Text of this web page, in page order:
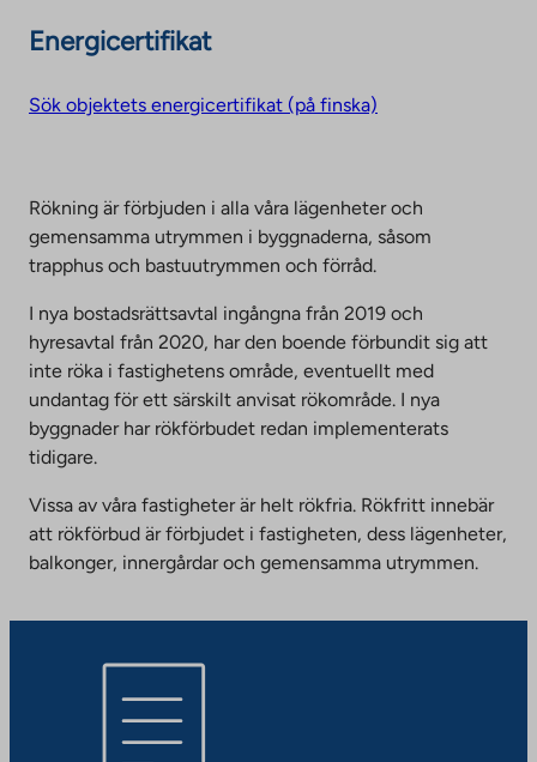
Energicertifikat
Sök objektets energicertifikat (på finska)
Rökning är förbjuden i alla våra lägenheter och
gemensamma utrymmen i byggnaderna, såsom
trapphus och bastuutrymmen och förråd.
I nya bostadsrättsavtal ingångna från 2019 och
hyresavtal från 2020, har den boende förbundit sig att
inte röka i fastighetens område, eventuellt med
undantag för ett särskilt anvisat rökområde. I nya
byggnader har rökförbudet redan implementerats
tidigare.
Vissa av våra fastigheter är helt rökfria. Rökfritt innebär
att rökförbud är förbjudet i fastigheten, dess lägenheter,
balkonger, innergårdar och gemensamma utrymmen.